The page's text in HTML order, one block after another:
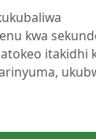
kwa
itakidhi